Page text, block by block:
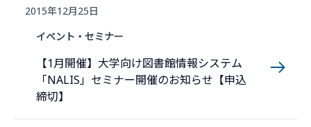
2015年12月25日
イベント・セミナー
【1月開催】大学向け図書館情報システム
「NALIS」セミナー開催のお知らせ【申込
締切】